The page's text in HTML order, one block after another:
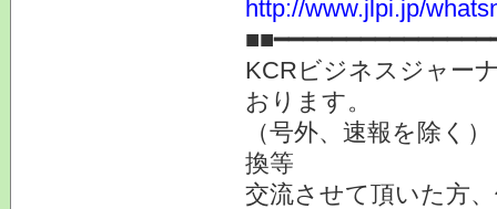
http://www.jlpi.jp/
KCRビジネスジャー
おります。
（号外、速報を除く
換等
交流させて頂いた方